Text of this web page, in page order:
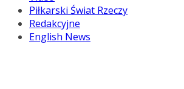
Piłkarski Świat Rzeczy
Redakcyjne
English News